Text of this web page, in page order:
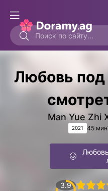
Любовь под
Man Yue Zhi
2021 45 мин
3.9
4 5